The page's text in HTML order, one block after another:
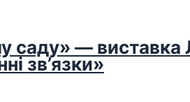
саду» —
зв’язки»